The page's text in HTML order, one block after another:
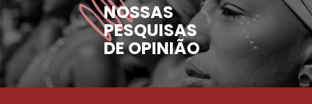
NOSSAS
PESQUISAS
DE OPINIÃO